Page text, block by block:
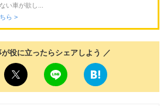
い車が欲し...
ら >
役に立ったらシェアしよう ／